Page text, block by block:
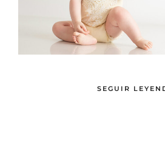
SEGUIR